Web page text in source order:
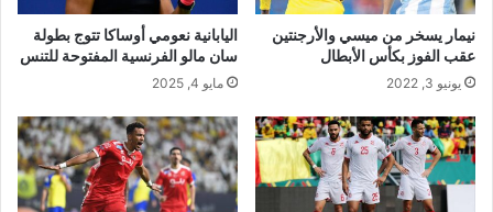
نيمار يسخر من ميسي والأرجنتين
عقب الفوز بكأس الأبطال
يونيو 3, 2022
اليابانية نعومي أوساكا تتوج بطولة
سان مالو الفرنسية المفتوحة للتنس
مايو 4, 2025